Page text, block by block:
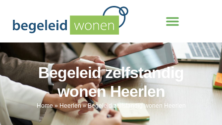
Begeleid zelfstandig
wonen Heerlen
Home» Heerlen»Begeleid zelfstandig wonen Heerlen